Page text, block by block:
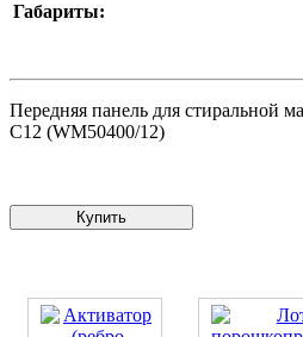
Габариты:
Передняя панель для стиральной
C12 (WM50400/12)